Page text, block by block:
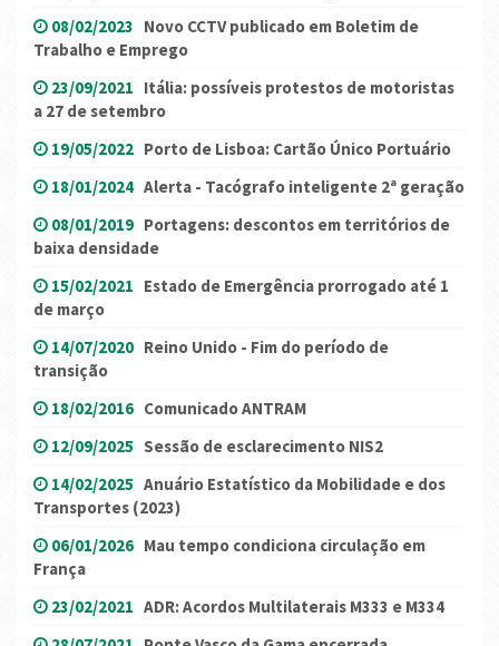
08/02/2023 Novo CCTV publicado em Boletim de
Trabalho e Emprego
23/09/2021 Itália: possíveis protestos de motoristas
a 27 de setembro
19/05/2022 Porto de Lisboa: Cartão Único Portuário
18/01/2024 Alerta - Tacógrafo inteligente 2ª geração
08/01/2019 Portagens: descontos em territórios de
baixa densidade
15/02/2021 Estado de Emergência prorrogado até 1
de março
14/07/2020 Reino Unido - Fim do período de
transição
18/02/2016 Comunicado ANTRAM
12/09/2025 Sessão de esclarecimento NIS2
14/02/2025 Anuário Estatístico da Mobilidade e dos
Transportes (2023)
06/01/2026 Mau tempo condiciona circulação em
França
23/02/2021 ADR: Acordos Multilaterais M333 e M334